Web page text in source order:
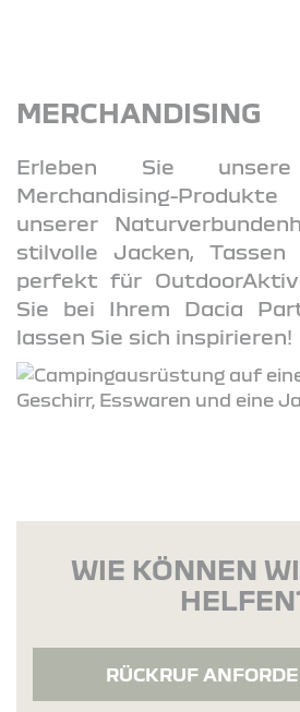
MERCHANDISING
Erleben Sie unsere
Merchandising-
unserer
stilvolle Jacken, Tassen
perfekt für
Sie bei Ihrem Dacia
lassen Sie sich inspirieren!
WIE KÖNNEN
RÜCKRUF